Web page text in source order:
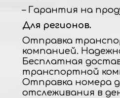
– Гарантия на
Для регионов.
Отправка
компанией.
Бесплатная
транспортной
Отправка номера
отслеживания в